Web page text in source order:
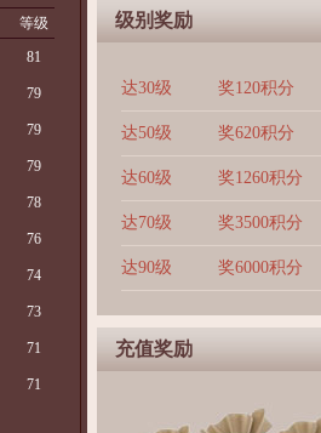
等级
81
79
79
79
78
76
74
73
71
71
级别奖励
达30级 奖120积分
达50级 奖620积分
达60级 奖1260积分
达70级 奖3500积分
达90级 奖6000积分
充值奖励